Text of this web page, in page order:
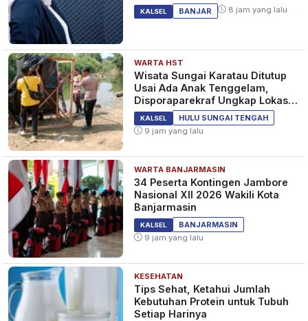
KALSEL BANJAR 8 jam yang lalu
WARTA HST
Wisata Sungai Karatau Ditutup
Usai Ada Anak Tenggelam,
Disporaparekraf Ungkap Lokasi
Belum Berizin
KALSEL
HULU SUNGAI TENGAH
9 jam yang lalu
WARTA BANJARMASIN
34 Peserta Kontingen Jambore
Nasional XII 2026 Wakili Kota
Banjarmasin
KALSEL
BANJARMASIN
9 jam yang lalu
KESEHATAN
Tips Sehat, Ketahui Jumlah
Kebutuhan Protein untuk Tubuh
Setiap Harinya